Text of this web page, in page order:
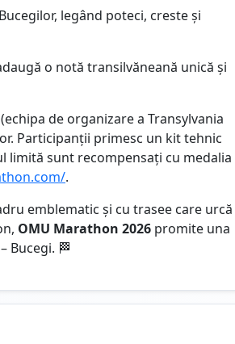
legând poteci, creste și
o notă transilvăneană unică și
de organizare a Transylvania
Participanții primesc un kit tehnic
limită sunt recompensați cu medalia
.
emblematic și cu trasee care urcă
OMU Marathon 2026 promite una
Bucegi. 🏁